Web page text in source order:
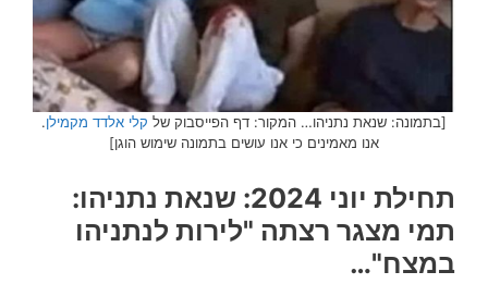
[בתמונה: שנאת נתניהו… המקור: דף הפייסבוק של קלי אלדד מקמילן.
אנו מאמינים כי אנו עושים בתמונה שימוש הוגן]
תחילת יוני 2024: שנאת נתניהו:
תמי מצגר רצתה "לירות לנתניהו
במצח"…